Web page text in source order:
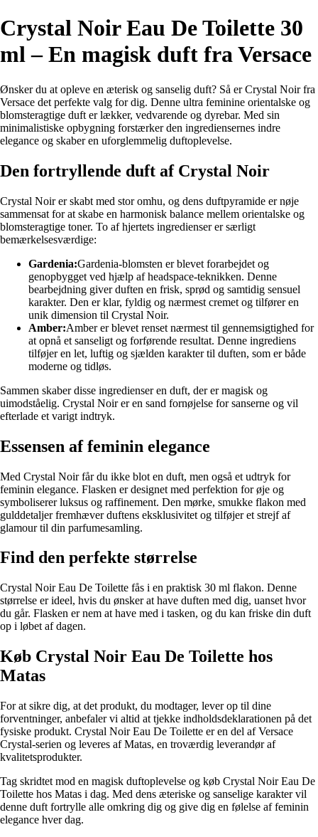
Crystal Noir Eau De Toilette 30
ml – En magisk duft fra Versace
Ønsker du at opleve en æterisk og sanselig duft? Så er Crystal Noir fra
Versace det perfekte valg for dig. Denne ultra feminine orientalske og
blomsteragtige duft er lækker, vedvarende og dyrebar. Med sin
minimalistiske opbygning forstærker den ingrediensernes indre
elegance og skaber en uforglemmelig duftoplevelse.
Den fortryllende duft af Crystal Noir
Crystal Noir er skabt med stor omhu, og dens duftpyramide er nøje
sammensat for at skabe en harmonisk balance mellem orientalske og
blomsteragtige toner. To af hjertets ingredienser er særligt
bemærkelsesværdige:
Gardenia:Gardenia-blomsten er blevet forarbejdet og
genopbygget ved hjælp af headspace-teknikken. Denne
bearbejdning giver duften en frisk, sprød og samtidig sensuel
karakter. Den er klar, fyldig og nærmest cremet og tilfører en
unik dimension til Crystal Noir.
Amber:Amber er blevet renset nærmest til gennemsigtighed for
at opnå et sanseligt og forførende resultat. Denne ingrediens
tilføjer en let, luftig og sjælden karakter til duften, som er både
moderne og tidløs.
Sammen skaber disse ingredienser en duft, der er magisk og
uimodståelig. Crystal Noir er en sand fornøjelse for sanserne og vil
efterlade et varigt indtryk.
Essensen af feminin elegance
Med Crystal Noir får du ikke blot en duft, men også et udtryk for
feminin elegance. Flasken er designet med perfektion for øje og
symboliserer luksus og raffinement. Den mørke, smukke flakon med
gulddetaljer fremhæver duftens eksklusivitet og tilføjer et strejf af
glamour til din parfumesamling.
Find den perfekte størrelse
Crystal Noir Eau De Toilette fås i en praktisk 30 ml flakon. Denne
størrelse er ideel, hvis du ønsker at have duften med dig, uanset hvor
du går. Flasken er nem at have med i tasken, og du kan friske din duft
op i løbet af dagen.
Køb Crystal Noir Eau De Toilette hos
Matas
For at sikre dig, at det produkt, du modtager, lever op til dine
forventninger, anbefaler vi altid at tjekke indholdsdeklarationen på det
fysiske produkt. Crystal Noir Eau De Toilette er en del af Versace
Crystal-serien og leveres af Matas, en troværdig leverandør af
kvalitetsprodukter.
Tag skridtet mod en magisk duftoplevelse og køb Crystal Noir Eau De
Toilette hos Matas i dag. Med dens æteriske og sanselige karakter vil
denne duft fortrylle alle omkring dig og give dig en følelse af feminin
elegance hver dag.